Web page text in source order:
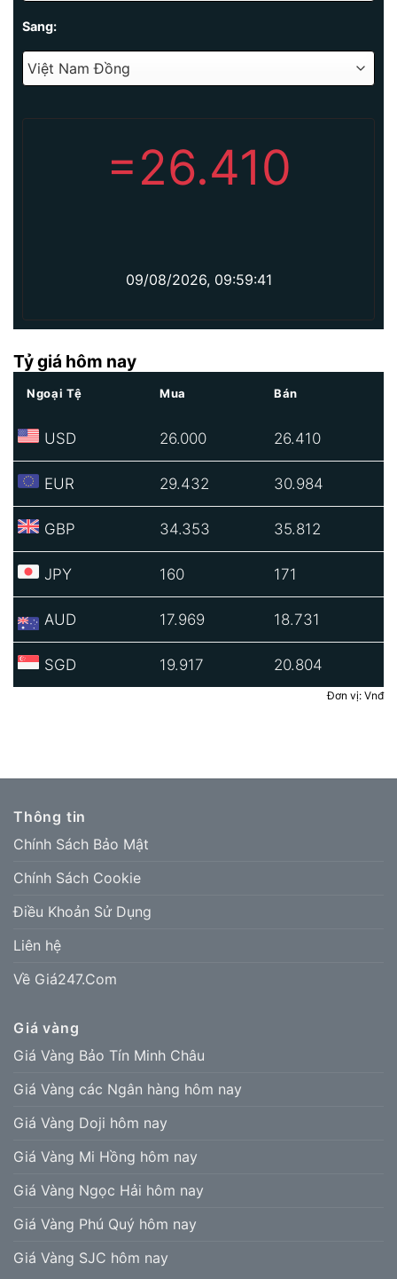
Sang:
=26.410
09/08/2026, 09:59:41
Tỷ giá hôm nay
Ngoại Tệ Mua Bán
USD 26.000 26.410
EUR 29.432 30.984
GBP 34.353 35.812
JPY 160 171
AUD 17.969 18.731
SGD 19.917 20.804
Đơn vị: Vnđ
Thông tin
Chính Sách Bảo Mật
Chính Sách Cookie
Điều Khoản Sử Dụng
Liên hệ
Về Giá247.Com
Giá vàng
Giá Vàng Bảo Tín Minh Châu
Giá Vàng các Ngân hàng hôm nay
Giá Vàng Doji hôm nay
Giá Vàng Mi Hồng hôm nay
Giá Vàng Ngọc Hải hôm nay
Giá Vàng Phú Quý hôm nay
Giá Vàng SJC hôm nay